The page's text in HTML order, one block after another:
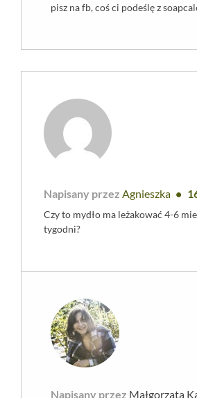
pisz na fb, coś ci podeślę z
Napisany przez Agnieszka
Czy to mydło ma leżakować 4-6
tygodni?
Napisany przez Małgorzata